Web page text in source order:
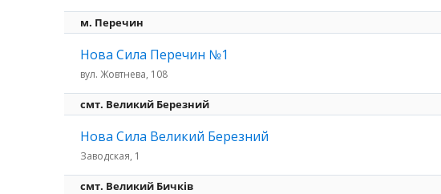
м. Перечин
Нова Сила Перечин №1
вул. Жовтнева, 108
смт. Великий Березний
Нова Сила Великий Березний
Заводская, 1
смт. Великий Бичків